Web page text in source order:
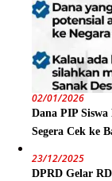
02/01/2026
Dana PIP
Segera Cek ke
23/12/2025
DPRD Gelar